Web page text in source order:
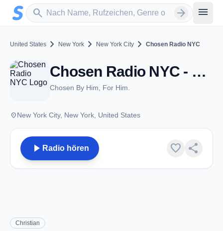
Zum Hauptinhalt springen
search
Sender suchen arrow_forward menu
United States chevron_right New York chevron_right New York City chevron_right Chosen Radio NYC
Chosen Radio NYC - New York City, NY
Chosen By Him, For Him.
placeNew York City, New York, United States
play_arrow Radio hören favorite share
Christian